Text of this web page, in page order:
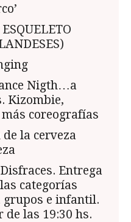
Nigth…a
Kizombie,
coreografías
la cerveza
Entrega
categorías
e infantil.
las 19:30 hs.